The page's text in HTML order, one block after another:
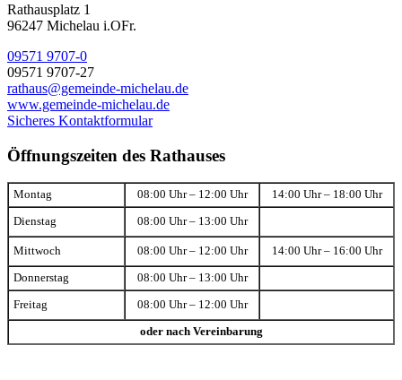
Rathausplatz 1
96247 Michelau i.OFr.
09571 9707-0
09571 9707-27
rathaus@gemeinde-michelau.de
www.gemeinde-michelau.de
Sicheres Kontaktformular
Öffnungszeiten des Rathauses
Montag 08:00 Uhr – 12:00 Uhr 14:00 Uhr – 18:00 Uhr
Dienstag 08:00 Uhr – 13:00 Uhr
Mittwoch 08:00 Uhr – 12:00 Uhr 14:00 Uhr – 16:00 Uhr
Donnerstag 08:00 Uhr – 13:00 Uhr
Freitag 08:00 Uhr – 12:00 Uhr
oder nach Vereinbarung